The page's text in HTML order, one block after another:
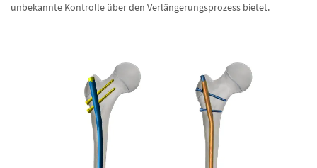
unbekannte Kontrolle über den Verlängerungsprozess bietet.